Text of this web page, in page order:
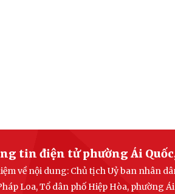
tin điện tử phường Ái
về nội dung: Chủ tịch Uỷ ban nhân
Loa, Tổ dân phố Hiệp Hòa, phường